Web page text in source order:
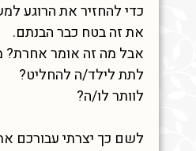
כדי להחזיר את הרוגע
את זה בטח כבר הבנתם.
אבל מה זה אומר אחרת?
לתת לילד/ה להחליט?
לוותר לו/ה?
לשם כך יצרתי עבורכם